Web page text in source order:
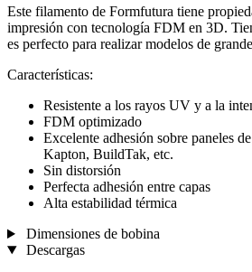
Este filamento de Formfutura tiene
impresión con tecnología FDM en 3D.
es perfecto para realizar modelos de
Características:
Resistente a los rayos UV y a la
FDM optimizado
Excelente adhesión sobre paneles
Kapton, BuildTak, etc.
Sin distorsión
Perfecta adhesión entre capas
Alta estabilidad térmica
Dimensiones de bobina
Descargas